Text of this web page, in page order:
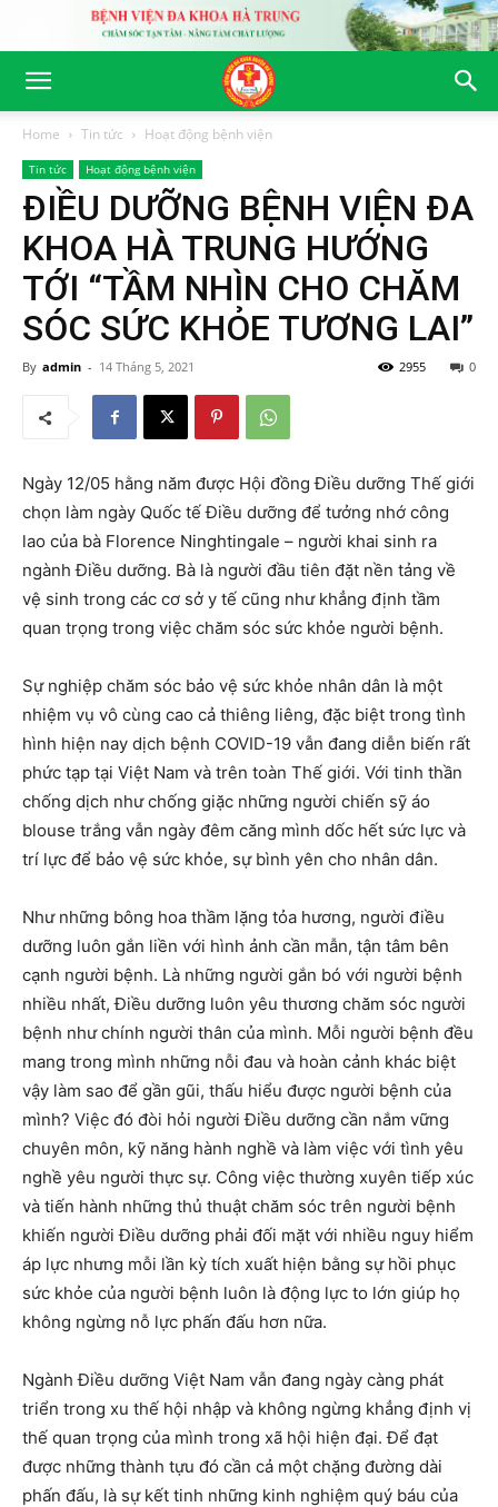
Home Tin tức Hoạt động bệnh viện
Tin tức Hoạt động bệnh viện
ĐIỀU DƯỠNG BỆNH VIỆN ĐA
KHOA HÀ TRUNG HƯỚNG
TỚI “TẦM NHÌN CHO CHĂM
SÓC SỨC KHỎE TƯƠNG LAI”
By admin - 14 Tháng 5, 2021 0
2955
Ngày 12/05 hằng năm được Hội đồng Điều dưỡng Thế giới
chọn làm ngày Quốc tế Điều dưỡng để tưởng nhớ công
lao của bà Florence Ninghtingale – người khai sinh ra
ngành Điều dưỡng. Bà là người đầu tiên đặt nền tảng về
vệ sinh trong các cơ sở y tế cũng như khẳng định tầm
quan trọng trong việc chăm sóc sức khỏe người bệnh.
Sự nghiệp chăm sóc bảo vệ sức khỏe nhân dân là một
nhiệm vụ vô cùng cao cả thiêng liêng, đặc biệt trong tình
hình hiện nay dịch bệnh COVID-19 vẫn đang diễn biến rất
phức tạp tại Việt Nam và trên toàn Thế giới. Với tinh thần
chống dịch như chống giặc những người chiến sỹ áo
blouse trắng vẫn ngày đêm căng mình dốc hết sức lực và
trí lực để bảo vệ sức khỏe, sự bình yên cho nhân dân.
Như những bông hoa thầm lặng tỏa hương, người điều
dưỡng luôn gắn liền với hình ảnh cần mẫn, tận tâm bên
cạnh người bệnh. Là những người gắn bó với người bệnh
nhiều nhất, Điều dưỡng luôn yêu thương chăm sóc người
bệnh như chính người thân của mình. Mỗi người bệnh đều
mang trong mình những nỗi đau và hoàn cảnh khác biệt
vậy làm sao để gần gũi, thấu hiểu được người bệnh của
mình? Việc đó đòi hỏi người Điều dưỡng cần nắm vững
chuyên môn, kỹ năng hành nghề và làm việc với tình yêu
nghề yêu người thực sự. Công việc thường xuyên tiếp xúc
và tiến hành những thủ thuật chăm sóc trên người bệnh
khiến người Điều dưỡng phải đối mặt với nhiều nguy hiểm
áp lực nhưng mỗi lần kỳ tích xuất hiện bằng sự hồi phục
sức khỏe của người bệnh luôn là động lực to lớn giúp họ
không ngừng nỗ lực phấn đấu hơn nữa.
Ngành Điều dưỡng Việt Nam vẫn đang ngày càng phát
triển trong xu thế hội nhập và không ngừng khẳng định vị
thế quan trọng của mình trong xã hội hiện đại. Để đạt
được những thành tựu đó cần cả một chặng đường dài
phấn đấu, là sự kết tinh những kinh nghiệm quý báu của